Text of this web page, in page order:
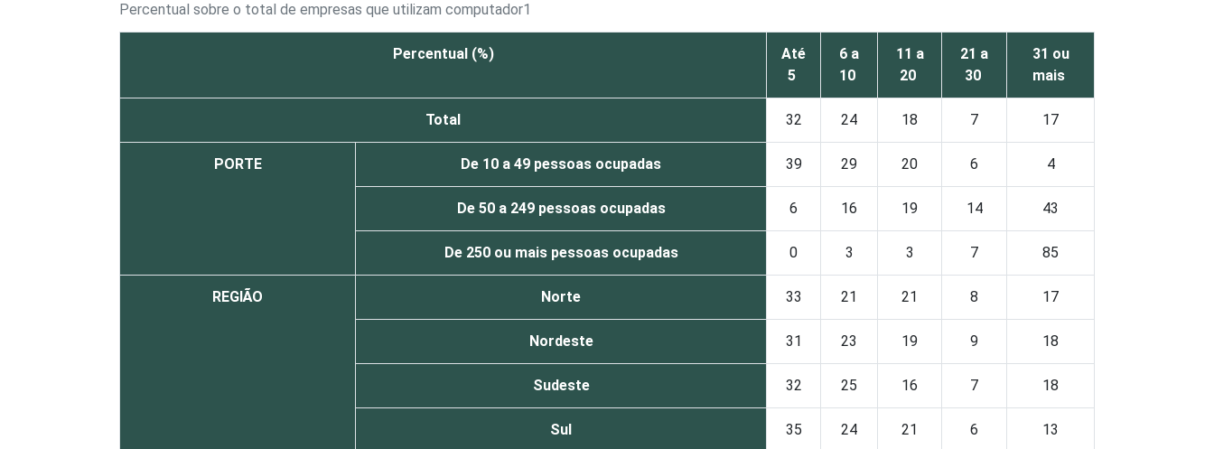
Percentual sobre o total de empresas que utilizam computador1
Percentual (%)
Até
5
6 a
10
11 a
20
21 a
30
31 ou
mais
Total 32 24 18 7 17
PORTE De 10 a 49 pessoas ocupadas 39 29 20 6 4
De 50 a 249 pessoas ocupadas 6 16 19 14 43
De 250 ou mais pessoas ocupadas 0 3 3 7 85
REGIÃO Norte 33 21 21 8 17
Nordeste 31 23 19 9 18
Sudeste 32 25 16 7 18
Sul 35 24 21 6 13